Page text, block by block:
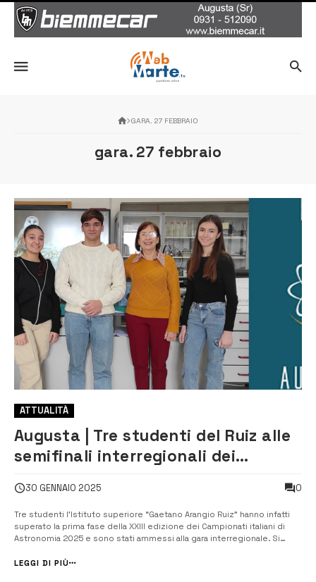
GARA. 27 FEBBRAIO
gara. 27 febbraio
ATTUALITÀ
Augusta | Tre studenti del Ruiz alle
semifinali interregionali dei
30 GENNAIO 2025 0
Tre studenti l’Istituto superiore “Gaetano Arangio Ruiz” hanno infatti
superato la prima fase della XXIII edizione dei Campionati italiani di
Astronomia 2025 e sono stati ammessi alla gara interregionale. Si
scientifico delle Scienze applicate per la categoria Junior, 2 e ...
LEGGI DI PIÙ